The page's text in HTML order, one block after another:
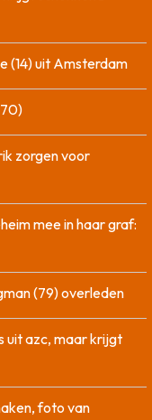
(14) uit Amsterdam
zorgen voor
mee in haar graf:
(79) overleden
uit azc, maar krijgt
foto van